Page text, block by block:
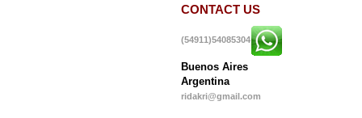
CONTACT US
(54911)54085304
Buenos Aires
Argentina
ridakri@gmail.com